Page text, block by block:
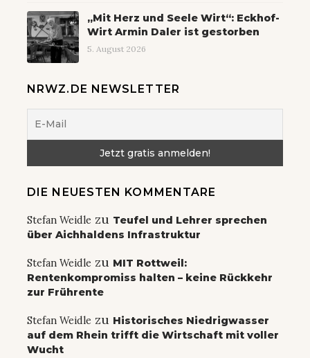
„Mit Herz und Seele Wirt“: Eckhof-
Wirt Armin Daler ist gestorben
5. August 2026
NRWZ.DE NEWSLETTER
DIE NEUESTEN KOMMENTARE
Stefan Weidle zu Teufel und Lehrer sprechen
über Aichhaldens Infrastruktur
Stefan Weidle zu MIT Rottweil:
Rentenkompromiss halten – keine Rückkehr
zur Frührente
Stefan Weidle zu Historisches Niedrigwasser
auf dem Rhein trifft die Wirtschaft mit voller
Wucht